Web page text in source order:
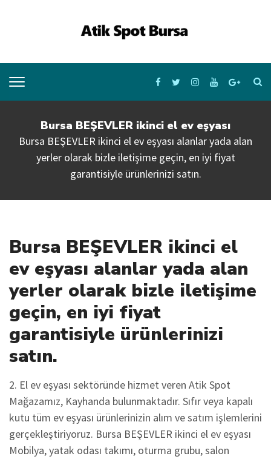
Bursa BEŞEVLER ikinci el ev eşyası
Bursa BEŞEVLER ikinci el ev eşyası alanlar yada alan
yerler olarak bizle iletişime geçin, en iyi fiyat
garantisiyle ürünlerinizi satın.
Bursa BEŞEVLER ikinci el
ev eşyası alanlar yada alan
yerler olarak bizle iletişime
geçin, en iyi fiyat
garantisiyle ürünlerinizi
satın.
2. El ev eşyası sektöründe hizmet veren Atik Spot
Mağazamız, Kayhanda bulunmaktadır. Sıfır veya kapalı
kutu tüm ev eşyası ürünlerinizin alım ve satım işlemlerini
gerçekleştiriyoruz. Bursa BEŞEVLER ikinci el ev eşyası
Mobilya, yatak odası takımı, oturma grubu, salon